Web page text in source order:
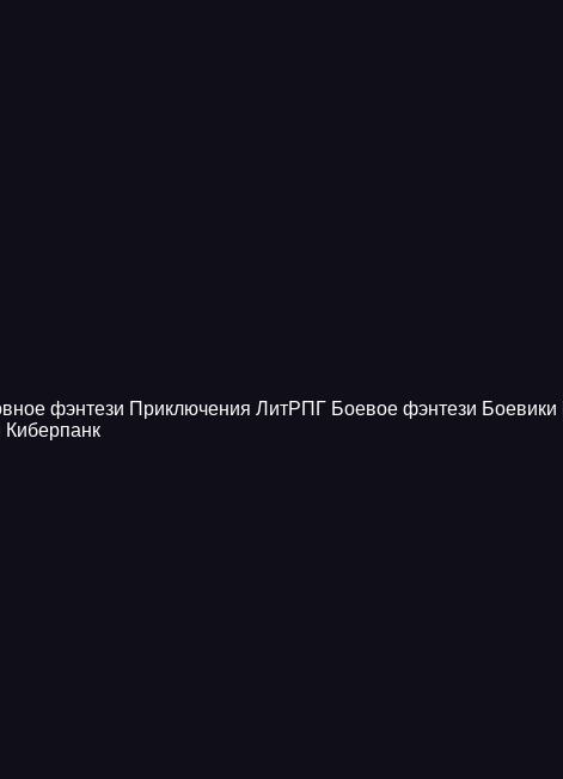
фэнтези Приключения ЛитРПГ Боевое фэнтези Боевики
Киберпанк